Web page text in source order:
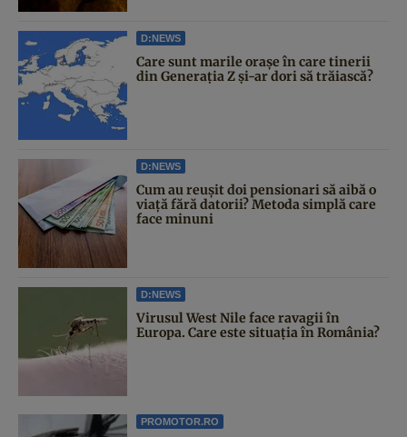
D:NEWS
Care sunt marile orașe în care tinerii
din Generația Z și-ar dori să trăiască?
D:NEWS
Cum au reușit doi pensionari să aibă o
viață fără datorii? Metoda simplă care
face minuni
D:NEWS
Virusul West Nile face ravagii în
Europa. Care este situația în România?
PROMOTOR.RO